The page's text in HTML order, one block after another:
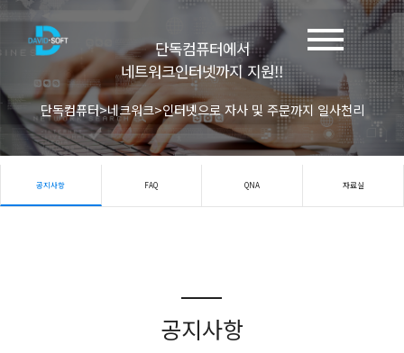
단독컴퓨터에서
네트워크인터넷까지 지원!!
단독컴퓨터>네크워크>인터넷으로 자사 및 주문까지 일사천리
공지사항 FAQ QNA 자료실
공지사항